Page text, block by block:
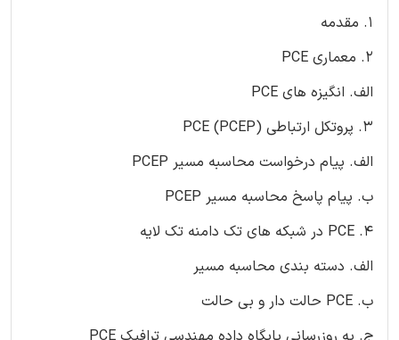
1. مقدمه
2. معماری PCE
الف. انگیزه های PCE
3. پروتکل ارتباطی PCE (PCEP)
الف. پیام درخواست محاسبه مسیر PCEP
ب. پیام پاسخ محاسبه مسیر PCEP
4. PCE در شبکه های تک دامنه تک لایه
الف. دسته بندی محاسبه مسیر
ب. PCE حالت دار و بی حالت